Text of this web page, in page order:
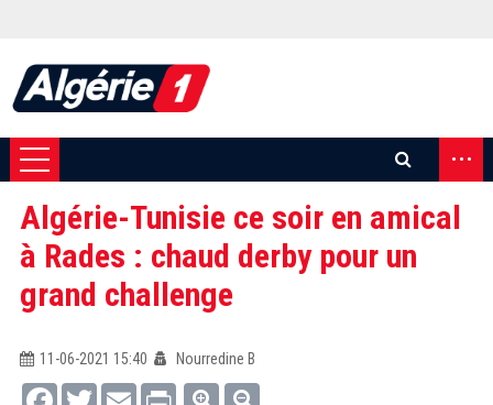
...
Algérie-Tunisie ce soir en amical
à Rades : chaud derby pour un
grand challenge
11-06-2021 15:40
Nourredine B
FacebookTwitterEmail Print